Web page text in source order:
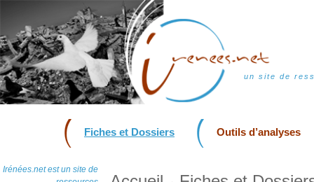
un site de
Fiches et Dossiers Outils d’analyses
Irénées.net est un site de